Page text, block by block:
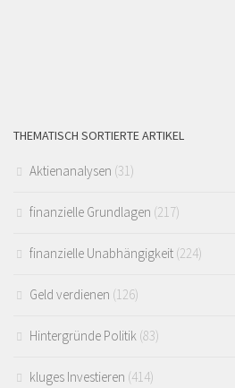
THEMATISCH SORTIERTE ARTIKEL
Aktienanalysen (31)
finanzielle Grundlagen (217)
finanzielle Unabhängigkeit (224)
Geld verdienen (126)
Hintergründe Politik (83)
kluges Investieren (414)